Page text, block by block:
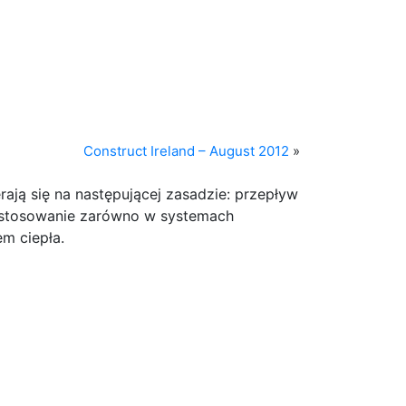
Construct Ireland – August 2012 »
się na następującej zasadzie: przepływ
zarówno w systemach
ciepła.